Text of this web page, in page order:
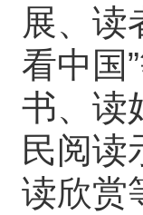
展、读
看中国
书、读
民阅读
读欣赏